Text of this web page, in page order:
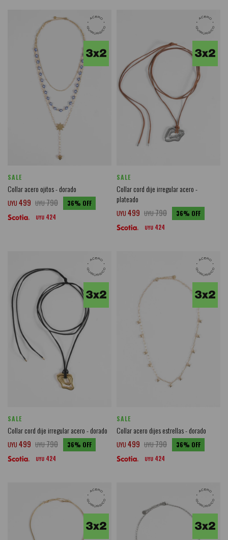
SALE
Collar acero ojitos - dorado
UYU 499 UYU790 36
UYU 424
SALE
Collar cord dije irregular acero -
plateado
UYU 499 UYU790 36
UYU 424
SALE
Collar cord dije irregular acero - dorado
UYU 499 UYU790 36
UYU 424
SALE
Collar acero dijes estrellas - dorado
UYU 499 UYU790 36
UYU 424